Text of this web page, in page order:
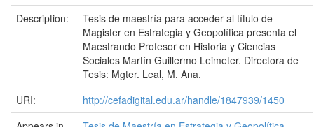
Description:
Tesis de maestría para acceder al título de
Magister en Estrategia y Geopolítica presenta el
Maestrando Profesor en Historia y Ciencias
Sociales Martín Guillermo Leimeter. Directora de
Tesis: Mgter. Leal, M. Ana.
URI:
http://cefadigital.edu.ar/handle/1847939/1450